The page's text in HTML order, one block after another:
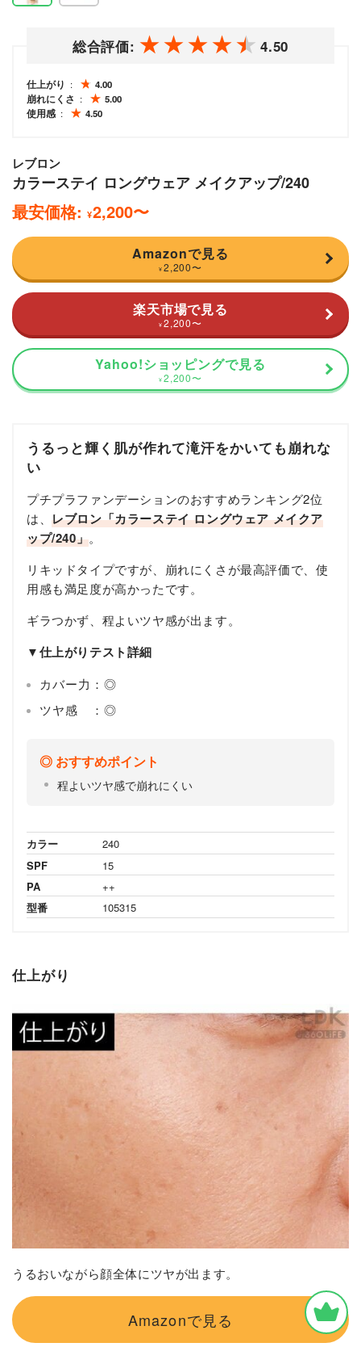
総合評価: 4.50
仕上がり
4.00
崩れにくさ
5.00
使用感
4.50
レブロン
カラーステイ ロングウェア メイクアップ/240
最安価格: ¥2,200〜
Amazonで見る
¥ 2,200〜
楽天市場で見る
¥ 2,200〜
Yahoo!ショッピングで見る
¥ 2,200〜
うるっと輝く肌が作れて滝汗をかいても崩れな
い
プチプラファンデーションのおすすめランキング2位
は、レブロン「カラーステイ ロングウェア メイクア
ップ/240」。
リキッドタイプですが、崩れにくさが最高評価で、使
用感も満足度が高かったです。
ギラつかず、程よいツヤ感が出ます。
▼仕上がりテスト詳細
カバー力：◎
ツヤ感 ：◎
おすすめポイント
程よいツヤ感で崩れにくい
カラー
240
SPF
15
PA
++
型番
105315
仕上がり
うるおいながら顔全体にツヤが出ます。
Amazonで見る